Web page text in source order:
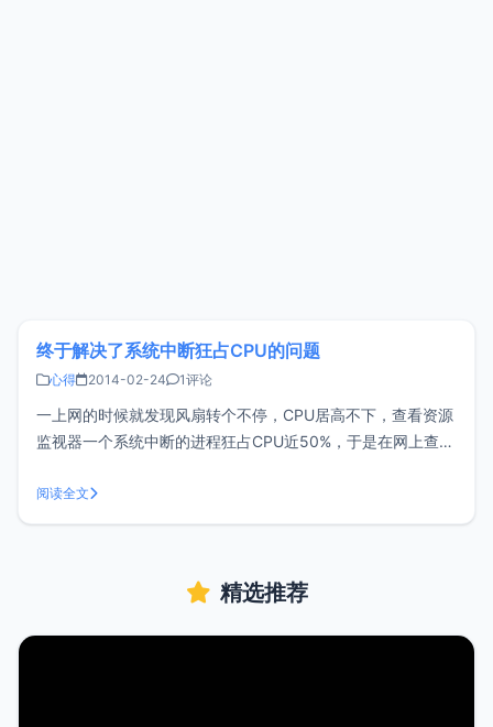
终于解决了系统中断狂占CPU的问题
心得 2014-02-24 1评论
一上网的时候就发现风扇转个不停，CPU居高不下，查看资源
监视器一个系统中断的进程狂占CPU近50%，于是在网上查找
计划恢复默认后，问题依然存在。令小z有些头疼，试了很多
办法都没能解决，我将网线拔掉后发现系统中断进程不再占用
阅读全文
精选推荐